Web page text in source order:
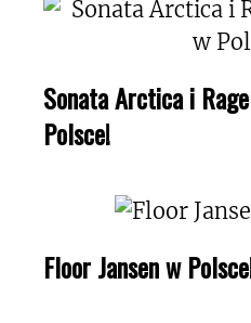
Sonata Arctica i
Polsce!
Floor Jansen w